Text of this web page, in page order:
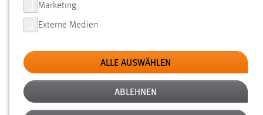
FILTER
Typ
Erstellungsdatum
Marketing
Externe Medien
ALLE AUSWÄHLEN
ABLEHNEN